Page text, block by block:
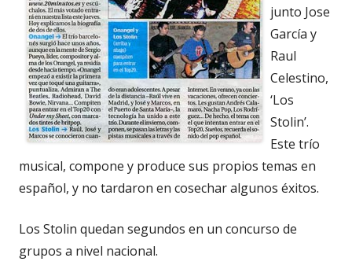
junto Jose
García y
Raul
Celestino,
‘Los
Stolin’.
Este trío
musical, compone y produce sus propios temas en
español, y no tardaron en cosechar algunos éxitos.
Los Stolin quedan segundos en un concurso de
grupos a nivel nacional.